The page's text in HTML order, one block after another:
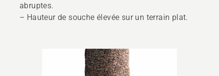
abruptes.
– Hauteur de souche élevée sur un terrain plat.